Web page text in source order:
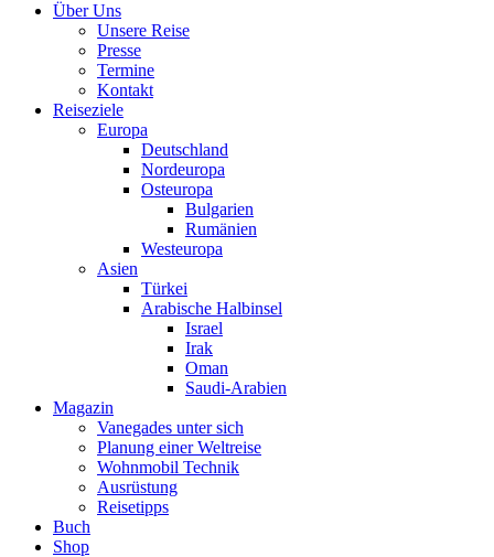
Über Uns
Unsere Reise
Presse
Termine
Kontakt
Reiseziele
Europa
Deutschland
Nordeuropa
Osteuropa
Bulgarien
Rumänien
Westeuropa
Asien
Türkei
Arabische Halbinsel
Israel
Irak
Oman
Saudi-Arabien
Magazin
Vanegades unter sich
Planung einer Weltreise
Wohnmobil Technik
Ausrüstung
Reisetipps
Buch
Shop